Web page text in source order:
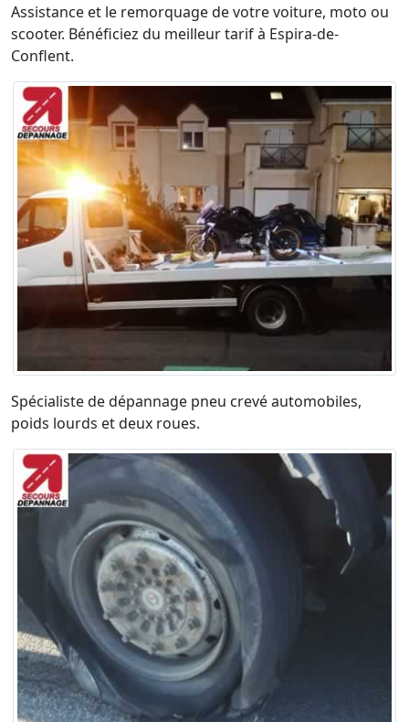
Assistance et le remorquage de votre voiture, moto ou
scooter. Bénéficiez du meilleur tarif à Espira-de-
Conflent.
Spécialiste de dépannage pneu crevé automobiles,
poids lourds et deux roues.